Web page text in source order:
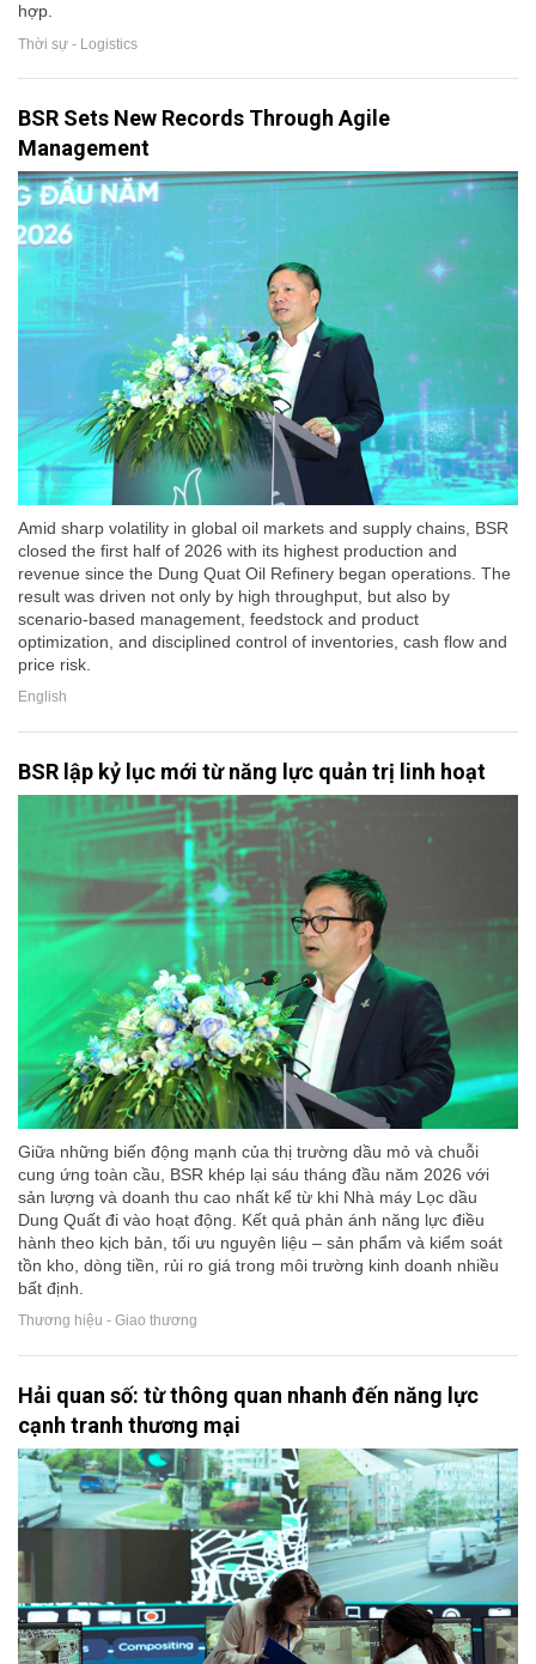
hợp.
Thời sự - Logistics
BSR Sets New Records Through Agile
Management
Amid sharp volatility in global oil markets and supply chains, BSR
closed the first half of 2026 with its highest production and
revenue since the Dung Quat Oil Refinery began operations. The
result was driven not only by high throughput, but also by
scenario-based management, feedstock and product
optimization, and disciplined control of inventories, cash flow and
price risk.
English
BSR lập kỷ lục mới từ năng lực quản trị linh hoạt
Giữa những biến động mạnh của thị trường dầu mỏ và chuỗi
cung ứng toàn cầu, BSR khép lại sáu tháng đầu năm 2026 với
sản lượng và doanh thu cao nhất kể từ khi Nhà máy Lọc dầu
Dung Quất đi vào hoạt động. Kết quả phản ánh năng lực điều
hành theo kịch bản, tối ưu nguyên liệu – sản phẩm và kiểm soát
tồn kho, dòng tiền, rủi ro giá trong môi trường kinh doanh nhiều
bất định.
Thương hiệu - Giao thương
Hải quan số: từ thông quan nhanh đến năng lực
cạnh tranh thương mại